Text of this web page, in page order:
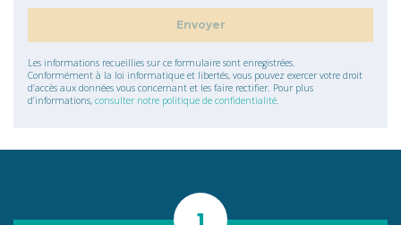
Les informations recueillies sur ce formulaire sont enregistrées.
Conformément à la loi informatique et libertés, vous pouvez exercer votre droit
d’accès aux données vous concernant et les faire rectifier. Pour plus
d’informations, consulter notre politique de confidentialité.